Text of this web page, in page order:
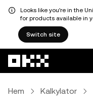
Looks like you're in the
for products available in
Switch site
Hem Kalkylator